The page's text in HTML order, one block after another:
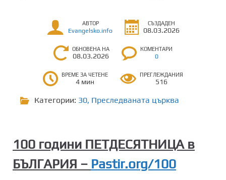
АВТОР
Evangelsko.info
СЪЗДАДЕН
08.03.2026
ОБНОВЕНА НА
08.03.2026
КОМЕНТАРИ
0
ВРЕМЕ ЗА ЧЕТЕНЕ
4 мин
ПРЕГЛЕЖДАНИЯ
516
Категории: 30, Преследваната църква
100 години ПЕТДЕСЯТНИЦА в
БЪЛГАРИЯ – Pastir.org/100